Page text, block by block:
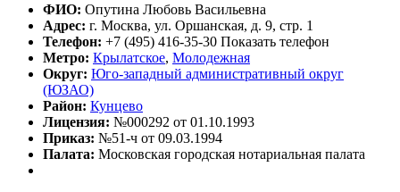
ФИО: Опутина Любовь Васильевна
Адрес: г. Москва, ул. Оршанская, д. 9, стр. 1
Телефон: +7 (495) 416-35-30 Показать телефон
Метро: Крылатское, Молодежная
Округ: Юго-западный административный округ
(ЮЗАО)
Район: Кунцево
Лицензия: №000292 от 01.10.1993
Приказ: №51-ч от 09.03.1994
Палата: Московская городская нотариальная палата